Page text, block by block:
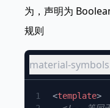
为，声明为
规则
material-
<template